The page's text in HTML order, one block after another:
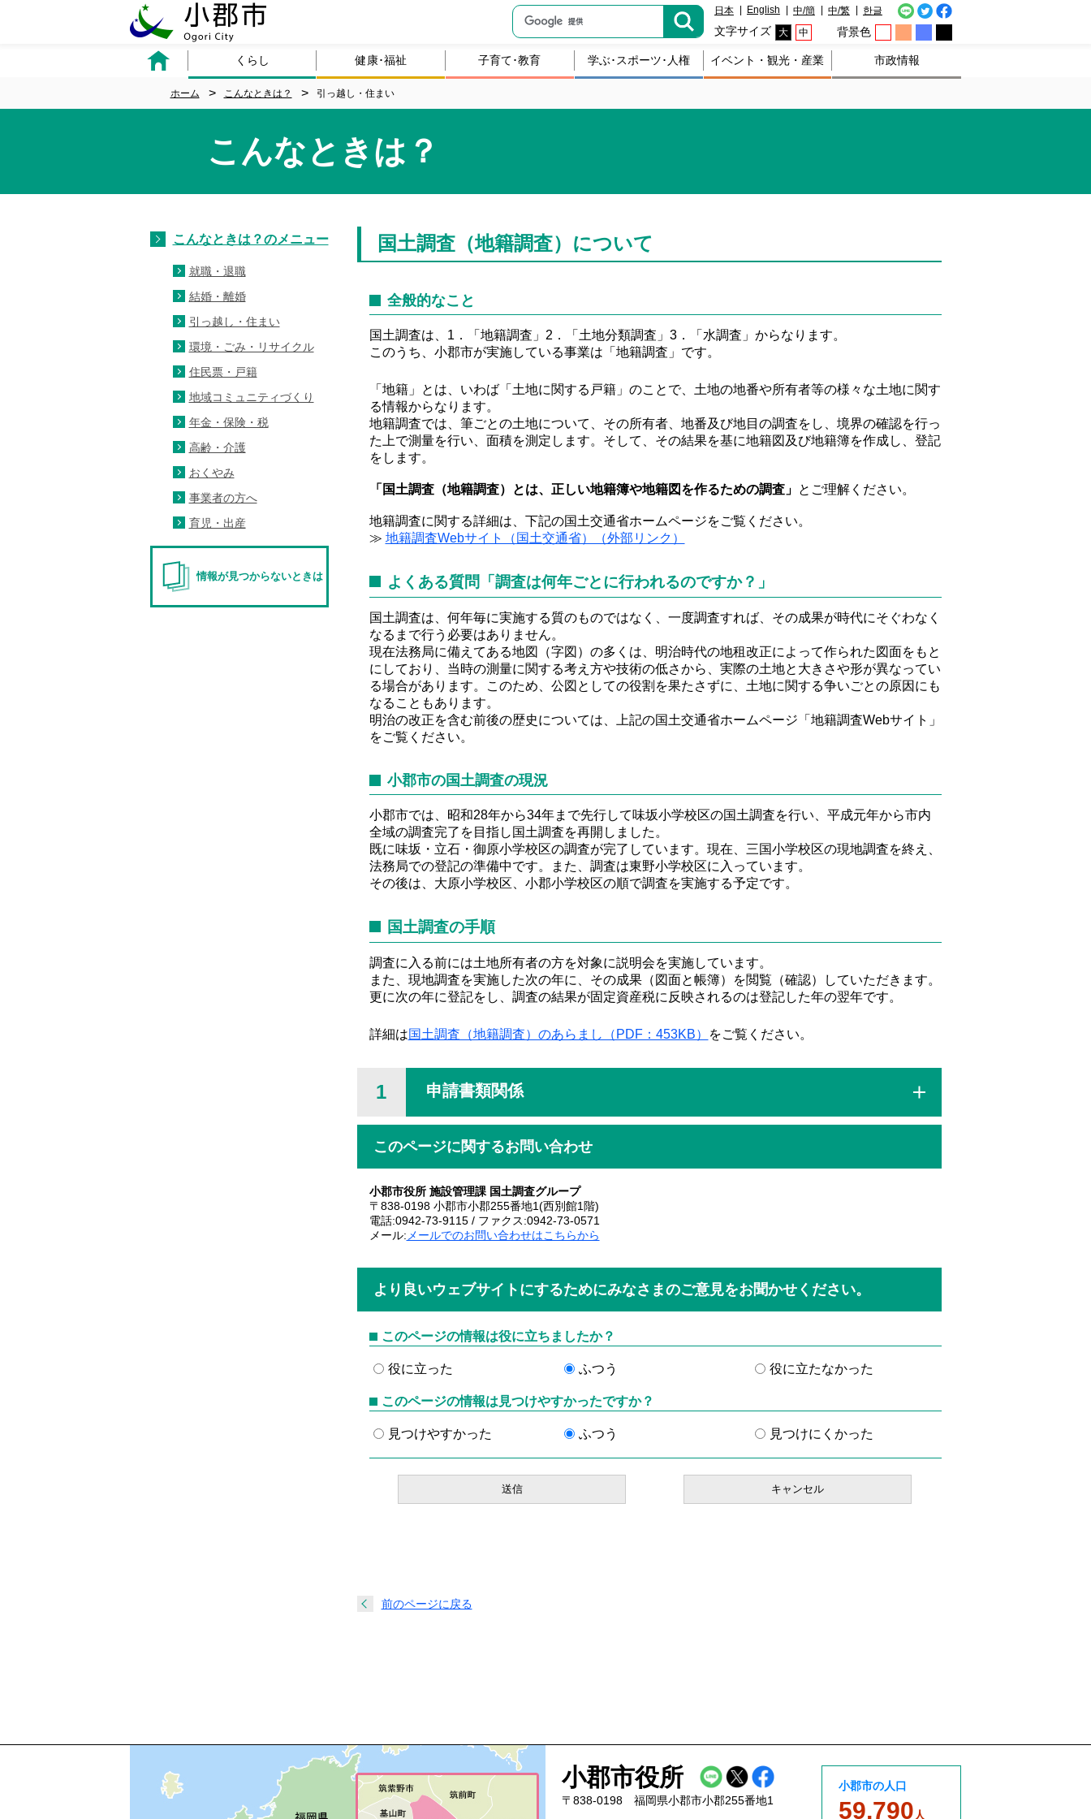
日本 English 中/簡 中/繁 한글
文字サイズ 大 中 背景色
くらし 健康･福祉 子育て･教育 学ぶ･スポーツ･人権 イベント・観光・産業 市政情報
ホーム こんなときは？ 引っ越し・住まい
こんなときは？
国土調査（地籍調査）について
全般的なこと
国土調査は、1．「地籍調査」2．「土地分類調査」3．「水調査」からなります。
このうち、小郡市が実施している事業は「地籍調査」です。
「地籍」とは、いわば「土地に関する戸籍」のことで、土地の地番や所有者等の様々な土地に関す
る情報からなります。
地籍調査では、筆ごとの土地について、その所有者、地番及び地目の調査をし、境界の確認を行っ
た上で測量を行い、面積を測定します。そして、その結果を基に地籍図及び地籍簿を作成し、登記
をします。
「国土調査（地籍調査）とは、正しい地籍簿や地籍図を作るための調査」 とご理解ください。
地籍調査に関する詳細は、下記の国土交通省ホームページをご覧ください。
≫ 地籍調査Webサイト（国土交通省）（外部リンク）
よくある質問「調査は何年ごとに行われるのですか？」
国土調査は、何年毎に実施する質のものではなく、一度調査すれば、その成果が時代にそぐわなく
なるまで行う必要はありません。
現在法務局に備えてある地図（字図）の多くは、明治時代の地租改正によって作られた図面をもと
にしており、当時の測量に関する考え方や技術の低さから、実際の土地と大きさや形が異なってい
る場合があります。このため、公図としての役割を果たさずに、土地に関する争いごとの原因にも
なることもあります。
明治の改正を含む前後の歴史については、上記の国土交通省ホームページ「地籍調査Webサイト」
をご覧ください。
小郡市の国土調査の現況
小郡市では、昭和28年から34年まで先行して味坂小学校区の国土調査を行い、平成元年から市内
全域の調査完了を目指し国土調査を再開しました。
既に味坂・立石・御原小学校区の調査が完了しています。現在、三国小学校区の現地調査を終え、
法務局での登記の準備中です。また、調査は東野小学校区に入っています。
その後は、大原小学校区、小郡小学校区の順で調査を実施する予定です。
国土調査の手順
調査に入る前には土地所有者の方を対象に説明会を実施しています。
また、現地調査を実施した次の年に、その成果（図面と帳簿）を閲覧（確認）していただきます。
更に次の年に登記をし、調査の結果が固定資産税に反映されるのは登記した年の翌年です。
詳細は国土調査（地籍調査）のあらまし（PDF：453KB） をご覧ください。
1 申請書類関係
このページに関するお問い合わせ
小郡市役所 施設管理課 国土調査グループ
〒838-0198 小郡市小郡255番地1(西別館1階)
電話:0942-73-9115 / ファクス:0942-73-0571
メール: メールでのお問い合わせはこちらから
より良いウェブサイトにするためにみなさまのご意見をお聞かせください。
このページの情報は役に立ちましたか？
役に立った ふつう 役に立たなかった
このページの情報は見つけやすかったですか？
見つけやすかった ふつう 見つけにくかった
前のページに戻る
こんなときは？のメニュー
就職・退職
結婚・離婚
引っ越し・住まい
環境・ごみ・リサイクル
住民票・戸籍
地域コミュニティづくり
年金・保険・税
高齢・介護
おくやみ
事業者の方へ
育児・出産
情報が見つからないときは
小郡市役所
〒838-0198 福岡県小郡市小郡255番地1
小郡市の人口
59,790 人